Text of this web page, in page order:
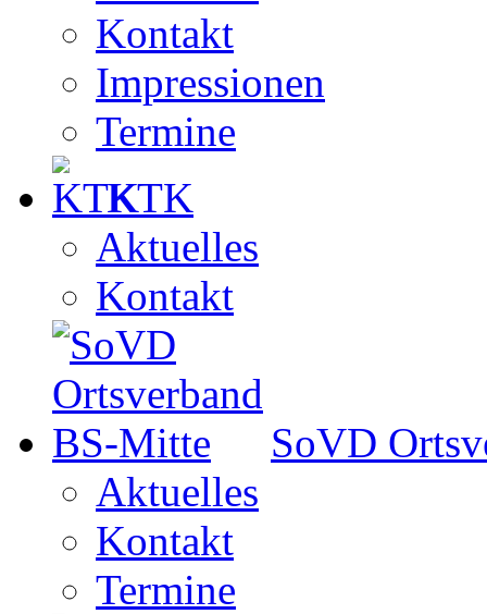
Kontakt
Impressionen
Termine
KTK
Aktuelles
Kontakt
SoVD
Aktuelles
Kontakt
Termine